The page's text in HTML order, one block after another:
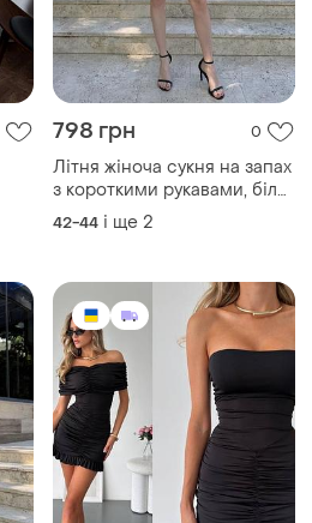
798 грн 0
Літня жіноча сукня на запах
з короткими рукавами, біла
коротка жіноча сукня з
чорним квітковим принтом,
42-44 і ще 2